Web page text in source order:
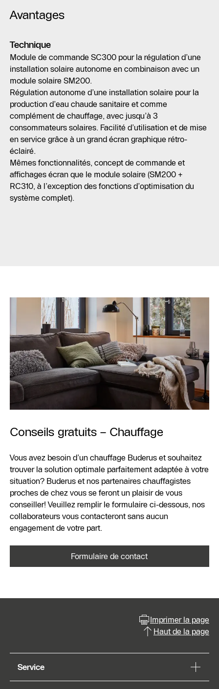
Avantages
Technique
Module de commande SC300 pour la régulation d’une
installation solaire autonome en combinaison avec un
module solaire SM200.
Régulation autonome d’une installation solaire pour la
production d’eau chaude sanitaire et comme
complément de chauffage, avec jusqu’à 3
consommateurs solaires. Facilité d’utilisation et de mise
en service grâce à un grand écran graphique rétro-
éclairé.
Mêmes fonctionnalités, concept de commande et
affichages écran que le module solaire (SM200 +
RC310, à l’exception des fonctions d’optimisation du
système complet).
Conseils gratuits – Chauffage
Vous avez besoin d’un chauffage Buderus et souhaitez
trouver la solution optimale parfaitement adaptée à votre
situation? Buderus et nos partenaires chauffagistes
proches de chez vous se feront un plaisir de vous
conseiller! Veuillez remplir le formulaire ci-dessous, nos
collaborateurs vous contacteront sans aucun
engagement de votre part.
Formulaire de contact
Imprimer la page
Haut de la page
Service